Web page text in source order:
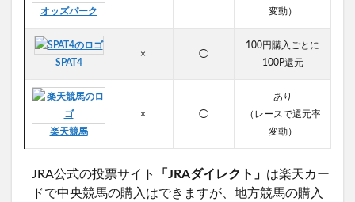
オッズパーク
変動）
SPAT4
× ◯
100円購入ごとに
100P還元
楽天競馬
× ◯
あり
（レースで還元率
変動）
JRA公式の投票サイト 「JRAダイレクト」 は楽天カー
ドで中央競馬の購入はできますが、地方競馬の購入